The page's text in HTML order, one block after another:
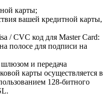
карты;
вашей кредитной карты,
/ CVC код для Master Card:
полосе для подписи на
и передача
карты осуществляется в
128-битного